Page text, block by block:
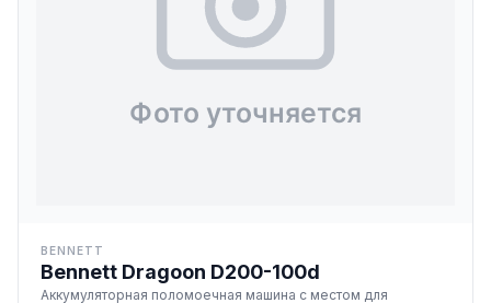
BENNETT
Bennett Dragoon D200-100d
Аккумуляторная поломоечная машина с местом для